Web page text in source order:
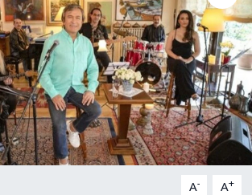
A- A+